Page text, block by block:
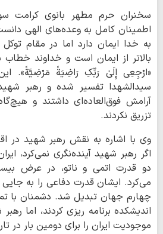
سخنران حرم مطهر بانوی کرامت
اطمینان کامل به وعده‌های الهی
به خدا ایمان دارد اما در مقام
بالاتر از ایمان است و خداوند
«ارْجِعِی إِلَیٰ رَبِّکِ رَاضِیَةً مَرْضِیَّةً».
سیدالشهدا تفسیر شده و رهبر
آرامش فوق‌العاده‌ای داشتند و
تزریق نکردند.
وی با اشاره به نقش رهبر شهید در
اگر رهبر شهید آینده‌نگری نمی‌کرد،
دو قدرت اتمی و ناتو، در عرض
می‌کرد. ایشان قدرت دفاعی را به جایی
چهارم جهان تبدیل شد. دشمنان با
اندیشکده برنامه ریزی کردند، اما
موجودیت ایران را برای دومین بار در